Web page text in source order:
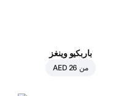
باربكيو وينغز
من AED 26